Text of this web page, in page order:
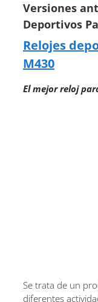
Versiones
Deportivos
Relojes
M430
El mejor reloj
Se trata de un
diferentes